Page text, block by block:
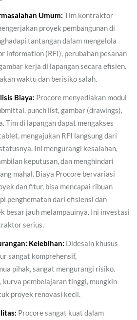
Umum: Tim kontraktor
proyek pembangunan di
tantangan dalam mengelola
information (RFI), perubahan pesanan
kerja di lapangan secara efisien.
waktu dan berisiko salah.
Biaya: Procore menyediakan modul
punch list, gambar (drawings),
Tim di lapangan dapat mengakses
mengajukan RFI langsung dari
Ini mengurangi kesalahan,
keputusan, dan menghindari
mahal. Biaya Procore bervariasi
dan fitur, bisa mencapai ribuan
penghematan dari efisiensi dan
besar jauh melampauinya. Ini investasi
serius.
Kelebihan: Didesain khusus
sangat komprehensif,
pihak, sangat mengurangi risiko.
kurva pembelajaran tinggi, mungkin
proyek renovasi kecil.
Procore sangat kuat dalam